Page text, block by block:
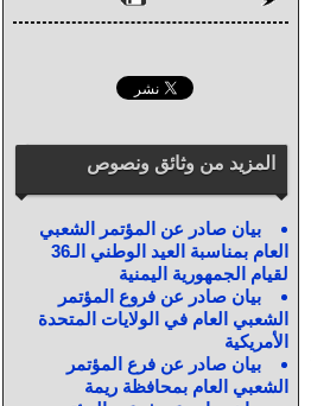
المزيد من وثائق ونصوص
بيان صادر عن المؤتمر الشعبي
العام بمناسبة العيد الوطني الـ36
لقيام الجمهورية اليمنية
بيان صادر عن فروع المؤتمر
الشعبي العام في الولايات المتحدة
الأمريكية
بيان صادر عن فرع المؤتمر
الشعبي العام بمحافظة ريمة